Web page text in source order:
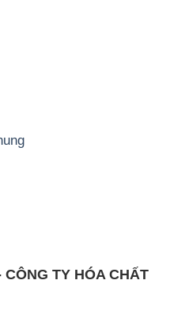
TY HÓA CHẤT